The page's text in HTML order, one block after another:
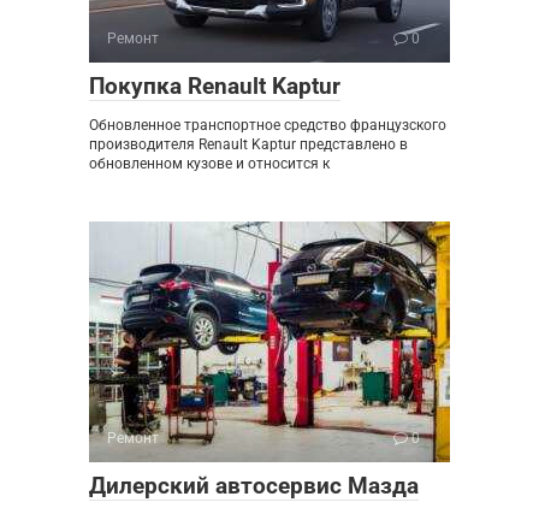
Ремонт 0
Покупка Renault Kaptur
Обновленное транспортное средство французского
производителя Renault Kaptur представлено в
обновленном кузове и относится к
Ремонт 0
Дилерский автосервис Мазда